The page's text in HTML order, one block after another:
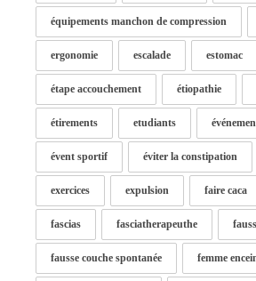
équipements manchon de compression
ergonomie escalade estomac
étape accouchement étiopathie
étirements etudiants
évent sportif éviter la constipation
exercices expulsion faire caca
fascias fasciatherapeuthe
fausse couche spontanée femme